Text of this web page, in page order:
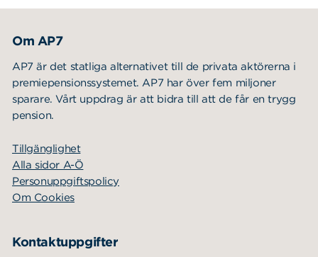
Om AP7
AP7 är det statliga alternativet till de privata aktörerna i
premiepensionssystemet. AP7 har över fem miljoner
sparare. Vårt uppdrag är att bidra till att de får en trygg
pension.
Tillgänglighet
Alla sidor A-Ö
Personuppgiftspolicy
Om Cookies
Kontaktuppgifter